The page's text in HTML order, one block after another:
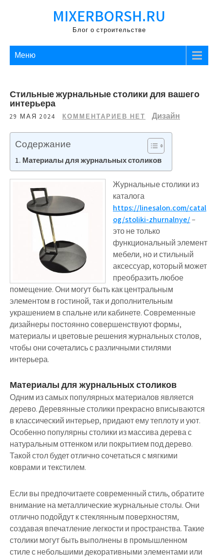
MIXERBORSH.RU
Блог о строительстве
Меню
Стильные журнальные столики для вашего
интерьера
29 МАЯ 2024 КОММЕНТАРИЕВ НЕТ Дизайн
Содержание
Материалы для журнальных столиков
Журнальные столики из
каталога
https://linesalon.com/catal
og/stoliki-zhurnalnye/–
это не только
функциональный элемент
мебели, но и стильный
аксессуар, который может
преобразить любое
помещение. Они могут быть как центральным
элементом в гостиной, так и дополнительным
украшением в спальне или кабинете. Современные
дизайнеры постоянно совершенствуют формы,
материалы и цветовые решения журнальных столов,
чтобы они сочетались с различными стилями
интерьера.
Материалы для журнальных столиков
Одним из самых популярных материалов является
дерево. Деревянные столики прекрасно вписываются
в классический интерьер, придают ему теплоту и уют.
Особенно популярны столики из массива дерева с
натуральным оттенком или покрытием под дерево.
Такой стол будет отлично сочетаться с мягкими
коврами и текстилем.
Если вы предпочитаете современный стиль, обратите
внимание на металлические журнальные столы. Они
отлично подойдут к стеклянным поверхностям,
создавая впечатление легкости и пространства. Такие
столики могут быть выполнены в промышленном
стиле с небольшими декоративными элементами или